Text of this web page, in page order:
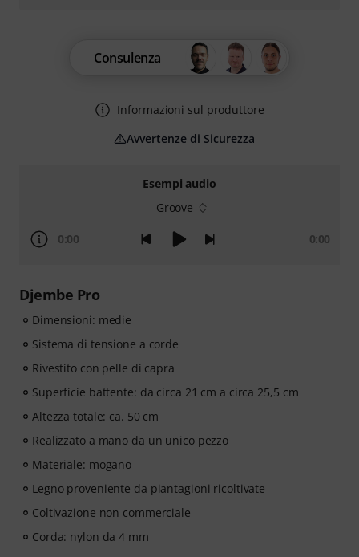
Esempi audio
Groove
0:00 0:00
Djembe Pro
Dimensioni: medie
Sistema di tensione a corde
Rivestito con pelle di capra
Superficie battente: da circa 21 cm a circa 25,5 cm
Altezza totale: ca. 50 cm
Realizzato a mano da un unico pezzo
Materiale: mogano
Legno proveniente da piantagioni ricoltivate
Coltivazione non commerciale
Corda: nylon da 4 mm
Consulenza
Informazioni sul produttore
Avvertenze di Sicurezza